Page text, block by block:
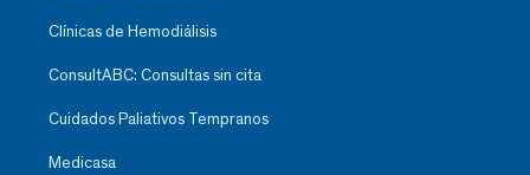
Clínicas de Hemodiálisis
ConsultABC: Consultas sin cita
Cuidados Paliativos Tempranos
Medicasa